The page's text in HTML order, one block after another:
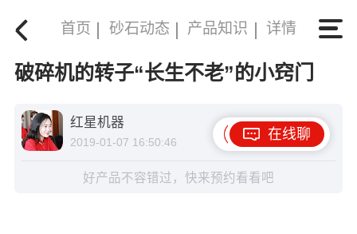
首页 砂石动态 产品知识 详情
破碎机的转子“长生不老”的小窍门
红星机器
2019-01-07 16:50:46
在线聊
好产品不容错过，快来预约看看吧